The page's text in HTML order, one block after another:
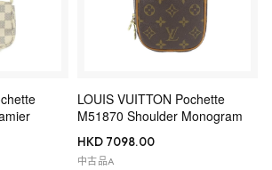
LOUIS VUITTON Pochette
M51870 Shoulder Monogram
HKD 7098.00
中古品A